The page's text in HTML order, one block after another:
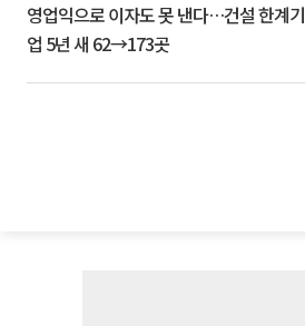
영업익으로 이자도 못 낸다…건설 한계기
업 5년 새 62→173곳